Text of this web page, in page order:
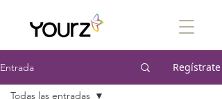
Entrada Regístrate
Todas las entradas